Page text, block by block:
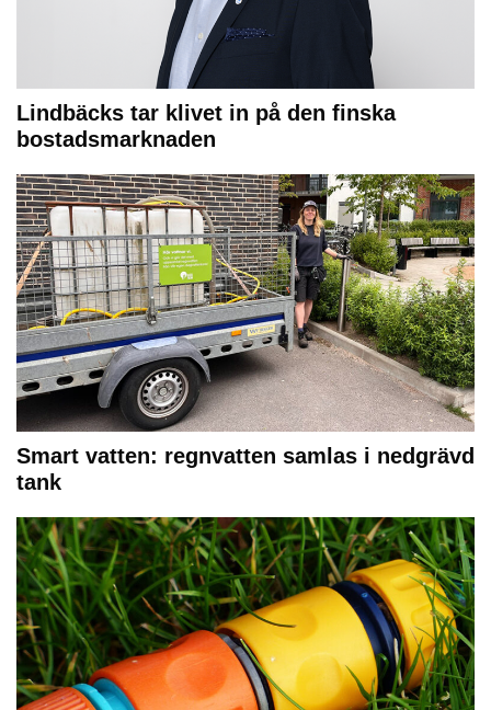
Lindbäcks tar klivet in på den finska
bostadsmarknaden
Smart vatten: regnvatten samlas i nedgrävd
tank